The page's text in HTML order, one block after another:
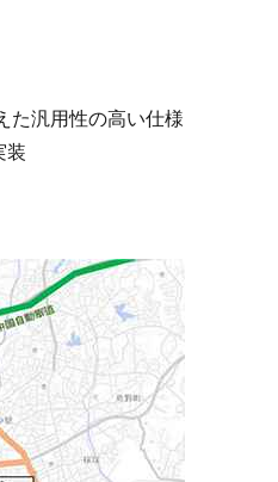
た汎用性の高い仕様
装